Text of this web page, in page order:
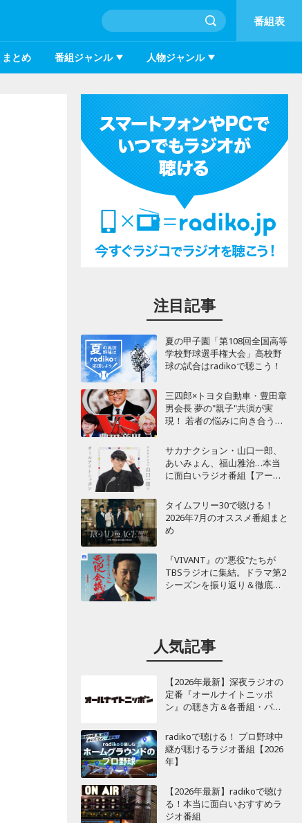
番組表
まとめ 番組ジャンル 人物ジャンル
注目記事
夏の甲子園「第108回全国高等
学校野球選手権大会」高校野
球の試合はradikoで聴こう！
三四郎×トヨタ自動車・豊田章
男会長 夢の"親子"共演が実
現！ 若者の悩みに向き合うポ
サカナクション・山口一郎、
あいみょん、福山雅治…本当
に面白いラジオ番組【アーテ
タイムフリー30で聴ける！
2026年7月のオススメ番組まと
め
『VIVANT』の"悪役"たちが
TBSラジオに集結。ドラマ第2
シーズンを振り返り＆徹底考
人気記事
【2026年最新】深夜ラジオの
定番『オールナイトニッポ
ン』の聴き方＆各番組・パー
radikoで聴ける！ プロ野球中
継が聴けるラジオ番組【2026
年】
【2026年最新】radikoで聴け
る！本当に面白いおすすめラ
ジオ番組